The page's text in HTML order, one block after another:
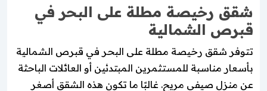
شقق رخيصة مطلة على البحر في
قبرص الشمالية
تتوفر شقق رخيصة مطلة على البحر في قبرص الشمالية
بأسعار مناسبة للمستثمرين المبتدئين أو العائلات الباحثة
عن منزل صيفي مريح. غالبًا ما تكون هذه الشقق أصغر